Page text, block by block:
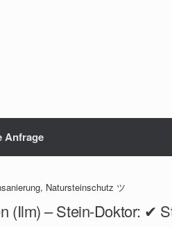
Anfrage
Natursteinschutz ツ
(Ilm) – Stein-Doktor: ✔